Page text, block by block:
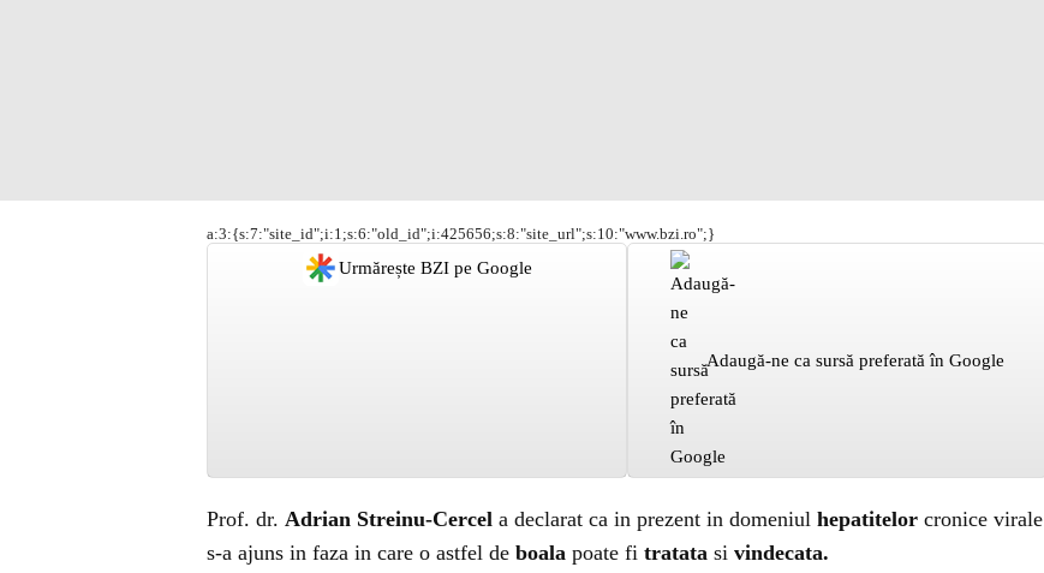
a:3:{s:7:"site_id";i:1;s:6:"old_id";i:425656;s:8:"site_url";s:10:"www.bzi.ro";}
Urmărește BZI pe Google
Adaugă-ne ca sursă preferată în Google
Prof. dr. Adrian Streinu-Cercel a declarat ca in prezent in domeniul hepatitelor cronice virale
s-a ajuns in faza in care o astfel de boala poate fi tratata si vindecata.